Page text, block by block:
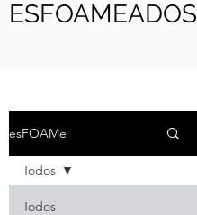
ESFOAMEADOS
esFOAMe
Todos
Todos